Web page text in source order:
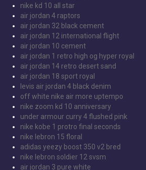
nike kd 10 all star
air jordan 4 raptors
air jordan 32 black cement
air jordan 12 international flight
air jordan 10 cement
air jordan 1 retro high og hyper royal
air jordan 14 retro desert sand
air jordan 18 sport royal
levis air jordan 4 black denim
off white nike air more uptempo
nike zoom kd 10 anniversary
under armour curry 4 flushed pink
nike kobe 1 protro final seconds
nike lebron 15 floral
adidas yeezy boost 350 v2 bred
nike lebron soldier 12 svsm
air jordan 3 pure white